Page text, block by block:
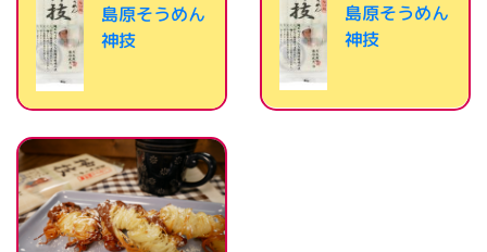
島原そうめん
神技
島原そうめん
神技